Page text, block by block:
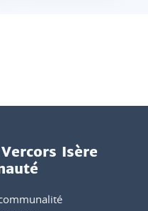
Isère